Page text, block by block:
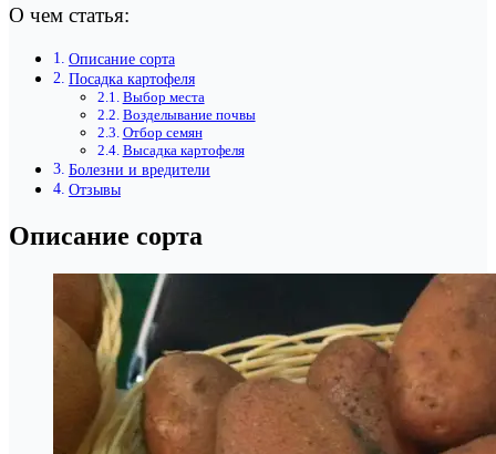
О чем статья:
Описание сорта
Посадка картофеля
Выбор места
Возделывание почвы
Отбор семян
Высадка картофеля
Болезни и вредители
Отзывы
Описание сорта